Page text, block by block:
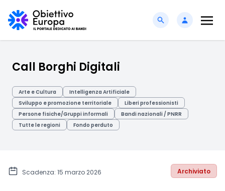
Call Borghi Digitali
Arte e Cultura
Intelligenza Artificiale
Sviluppo e promozione territoriale
Liberi professionisti
Persone fisiche/Gruppi informali
Bandi nazionali / PNRR
Tutte le regioni
Fondo perduto
Scadenza: 15 marzo 2026 Archiviato